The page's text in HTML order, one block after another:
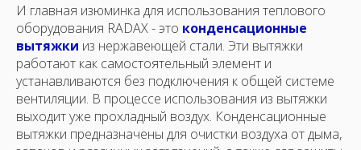
И главная изюминка для использования теплового
оборудования RADAX - это конденсационные
вытяжки из нержавеющей стали. Эти вытяжки
работают как самостоятельный элемент и
устанавливаются без подключения к общей системе
вентиляции. В процессе использования из вытяжки
выходит уже прохладный воздух. Конденсационные
вытяжки предназначены для очистки воздуха от дыма,